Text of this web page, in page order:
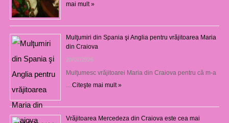
mai mult »
Mulţumiri din Spania şi Anglia pentru vrăjitoarea Maria
din Craiova
28/07/2026
Mulţumesc vrăjitoarei Maria din Craiova pentru că m-a
…Citeşte mai mult »
Vrăjitoarea Mercedeza din Craiova este cea mai